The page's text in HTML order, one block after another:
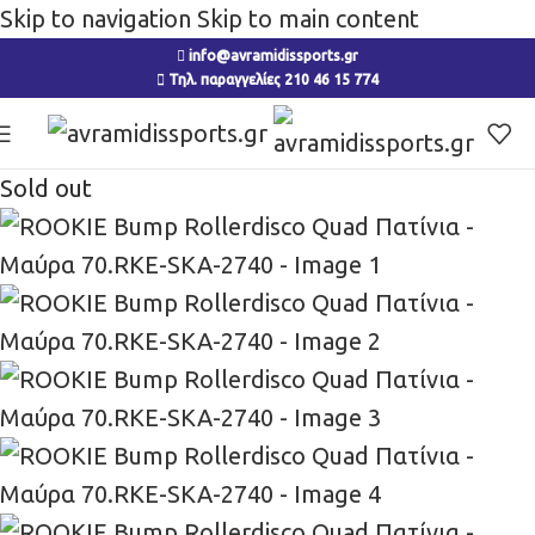
Skip to navigation Skip to main content
info@avramidissports.gr
Τηλ. παραγγελίες 210 46 15 774
Sold out